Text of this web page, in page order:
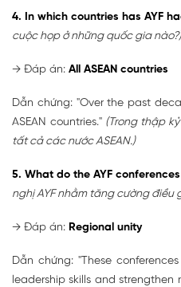
4. In which countries has AYF
cuộc họp ở những quốc gia nào?)
→ Đáp án: All ASEAN countries
Dẫn chứng: "Over the past
ASEAN countries." (Trong thập
tất cả các nước ASEAN.)
5. What do the AYF
nghị AYF nhằm tăng cường điều
→ Đáp án: Regional unity
Dẫn chứng: "These
leadership skills and strengthen